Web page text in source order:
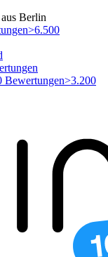
Berlin
>6.500
>3.200